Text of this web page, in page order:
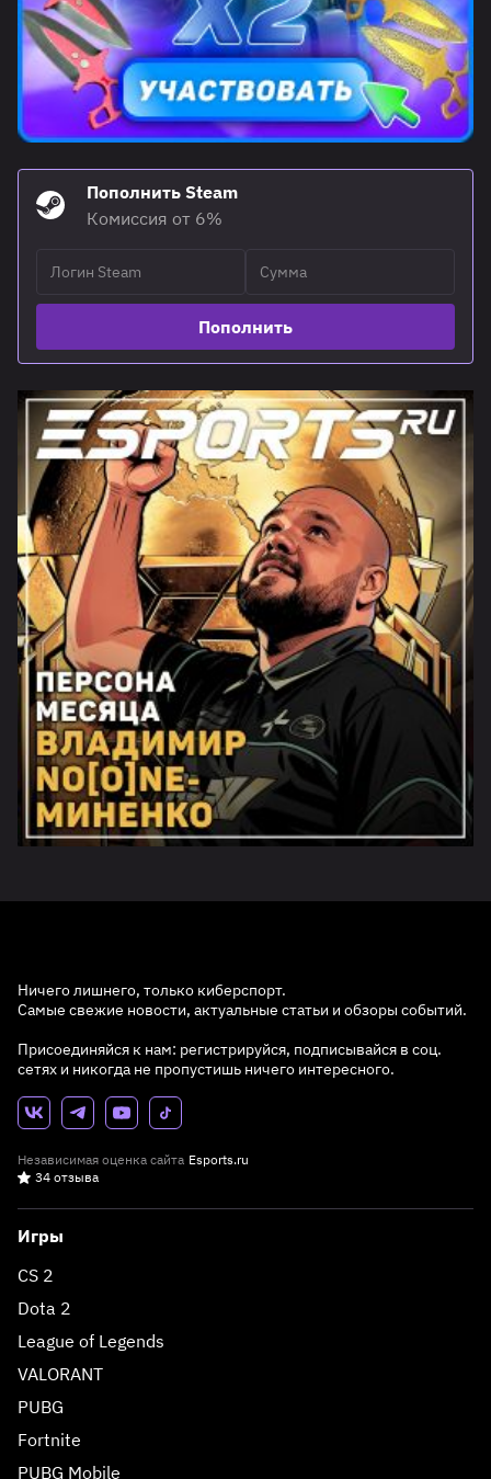
Пополнить Steam
Комиссия от 6%
Пополнить
Ничего лишнего, только киберспорт.
Самые свежие новости, актуальные статьи и обзоры событий.
Присоединяйся к нам: регистрируйся, подписывайся в соц.
сетях и никогда не пропустишь ничего интересного.
Независимая оценка сайта Esports.ru
34 отзыва
Игры
CS 2
Dota 2
League of Legends
VALORANT
PUBG
Fortnite
PUBG Mobile